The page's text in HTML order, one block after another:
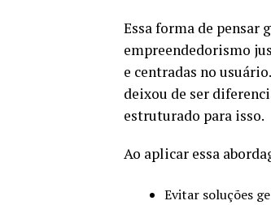
Essa forma de pensar
empreendedorismo
e centradas no
deixou de ser
estruturado para isso.
Ao aplicar essa
Evitar soluções